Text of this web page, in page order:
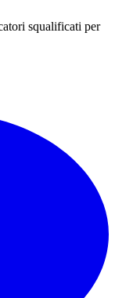
squalificati per